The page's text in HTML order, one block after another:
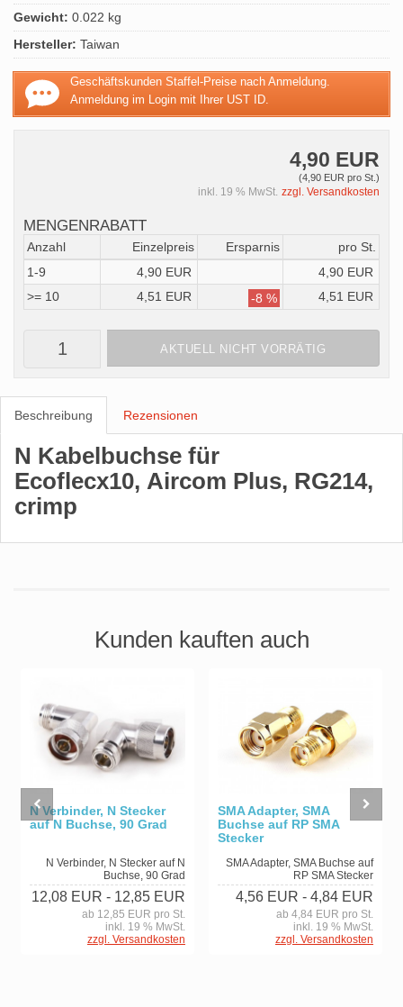
Gewicht: 0.022 kg
Hersteller: Taiwan
Geschäftskunden Staffel-Preise nach Anmeldung.
Anmeldung im Login mit Ihrer UST ID.
4,90 EUR
(4,90 EUR pro St.)
inkl. 19 % MwSt. zzgl. Versandkosten
MENGENRABATT
Anzahl Einzelpreis Ersparnis
pro St.
1-9
4,90 EUR
4,90 EUR
>= 10
4,51 EUR -8 % 4,51 EUR
AKTUELL NICHT VORRÄTIG
Beschreibung Rezensionen
N Kabelbuchse für
Ecoflecx10, Aircom Plus, RG214,
crimp
Kunden kauften auch
N Verbinder, N Stecker
auf N Buchse, 90 Grad
N Verbinder, N Stecker auf N
Buchse, 90 Grad
12,08 EUR - 12,85 EUR
ab 12,85 EUR pro St.
inkl. 19 % MwSt.
zzgl. Versandkosten
SMA Adapter, SMA
Buchse auf RP SMA
Stecker
SMA Adapter, SMA Buchse auf
RP SMA Stecker
4,56 EUR - 4,84 EUR
ab 4,84 EUR pro St.
inkl. 19 % MwSt.
zzgl. Versandkosten